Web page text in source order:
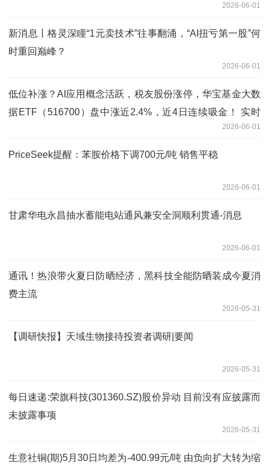
2026-06-01
新消息丨格灵深瞳“1元卖技术”往事翻涌，“AI扭亏第一股”何
时重回巅峰？
2026-06-01
低位补涨？AI应用概念活跃，税友股份涨停，华宝基金大数
据ETF（516700）盘中涨近2.4%，近4日连续吸金！ 实时
2026-06-01
PriceSeek提醒：苯胺价格下调700元/吨 销售平稳
2026-06-01
甘肃华电永昌抽水蓄能电站通风兼安全洞顺利贯通-消息
2026-06-01
通讯！热浪带火夏日防晒经济，黑科技全能防晒装成今夏消
费主流
2026-05-31
【调研快报】天域生物接待投资者调研|要闻
2026-05-31
每日速递:荣旗科技(301360.SZ)股价异动 目前没有应披露而
未披露事项
2026-05-31
生意社铜(期)5月30日均差为-400.99元/吨 由负向扩大转为缩